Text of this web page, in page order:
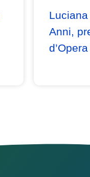
Anni,